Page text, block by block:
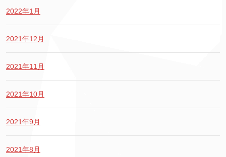
2022年1月
2021年12月
2021年11月
2021年10月
2021年9月
2021年8月